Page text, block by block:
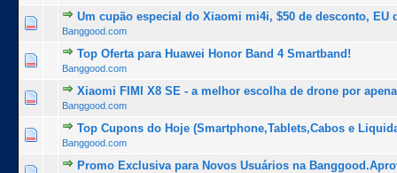
Um cupão especial do Xiaomi mi4i, $50 de desconto, EU
Banggood.com
1 Voto(s) - 5 de 5 na totalidade
123 45
Top Oferta para Huawei Honor Band 4 Smartband!
Banggood.com
1 Voto(s) - 5 de 5 na totalidade
1234 5
Xiaomi FIMI X8 SE - a melhor escolha de drone por
Banggood.com
1 Voto(s) - 5 de 5 na totalidade
123 45
Top Cupons do Hoje (Smartphone,Tablets,Cabos e
Banggood.com
1 Voto(s) - 5 de 5 na totalidade
12 345
Promo Exclusiva para Novos Usuários na